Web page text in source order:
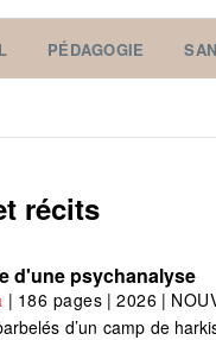
PÉDAGOGIE
récits
d'une psychanalyse
| 186 pages |2026 |
d’un camp de